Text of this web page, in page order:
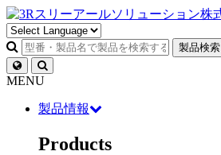
製品検索
MENU
製品情報
Products